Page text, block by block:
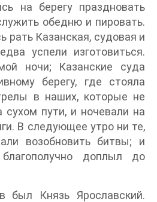
на берегу праздновать
обедню и пировать.
рать Казанская, судовая и
успели изготовиться.
ночи; Казанские суда
берегу, где стояла
в наших, которые не
сухом пути, и ночевали на
В следующее утро ни те,
возобновить битвы; и
доплыл до
был Князь Ярославский.